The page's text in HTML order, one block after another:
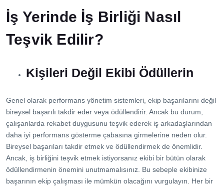
İş Yerinde İş Birliği Nasıl
Teşvik Edilir?
Kişileri Değil Ekibi Ödüllerin
Genel olarak performans yönetim sistemleri, ekip başarılarını değil
bireysel başarılı takdir eder veya ödüllendirir. Ancak bu durum,
çalışanlarda rekabet duygusunu teşvik ederek iş arkadaşlarından
daha iyi performans gösterme çabasına girmelerine neden olur.
Bireysel başarıları takdir etmek ve ödüllendirmek de önemlidir.
Ancak, iş birliğini teşvik etmek istiyorsanız ekibi bir bütün olarak
ödüllendirmenin önemini unutmamalısınız. Bu sebeple ekibinize
başarının ekip çalışması ile mümkün olacağını vurgulayın. Her bir